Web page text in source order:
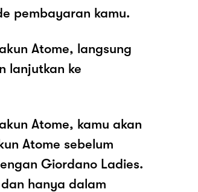
pembayaran kamu.
Atome, langsung
lanjutkan ke
Atome, kamu akan
Atome sebelum
Giordano Ladies.
hanya dalam